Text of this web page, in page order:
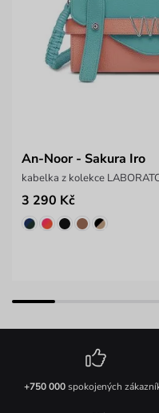
An-Noor - Sakura Iro
kabelka z kolekce
3 290 Kč
+750 000spokojených